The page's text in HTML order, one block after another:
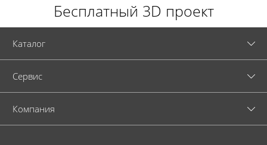
Бесплатный 3D проект
Каталог
Cервис
Компания